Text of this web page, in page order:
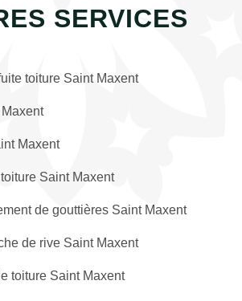
SERVICES
toiture Saint Maxent
Maxent
Saint Maxent
de gouttières Saint Maxent
de rive Saint Maxent
toiture Saint Maxent